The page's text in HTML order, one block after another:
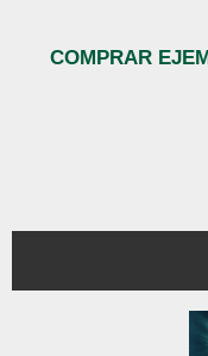
COMPRAR